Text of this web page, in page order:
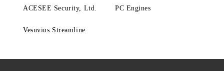
ACESEE Security, Ltd. PC Engines
Vesuvius Streamline